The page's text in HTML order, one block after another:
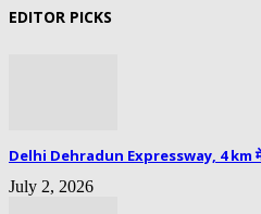
EDITOR PICKS
Delhi Dehradun Expressway, 4 km में
July 2, 2026